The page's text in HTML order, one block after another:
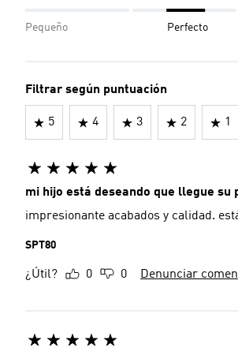
Pequeño Perfecto
Filtrar según puntuación
5 4 3 2 1
mi hijo está deseando que llegue su
impresionante acabados y calidad.
SPT80
¿Útil? 0 0 Denunciar